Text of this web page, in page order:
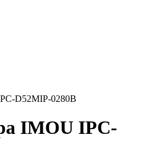
D52MIP-0280B
IMOU IPC-